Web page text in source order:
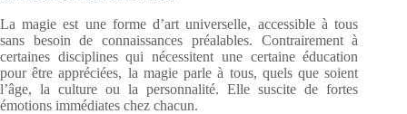
La magie est une forme d’art universelle, accessible à tous
sans besoin de connaissances préalables. Contrairement à
certaines disciplines qui nécessitent une certaine éducation
pour être appréciées, la magie parle à tous, quels que soient
l’âge, la culture ou la personnalité. Elle suscite de fortes
émotions immédiates chez chacun.